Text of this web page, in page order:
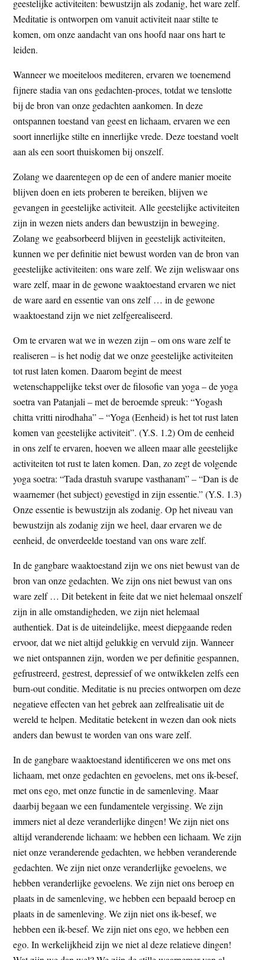
geestelijke activiteiten: bewustzijn als zodanig, het ware zelf.
Meditatie is ontworpen om vanuit activiteit naar stilte te
komen, om onze aandacht van ons hoofd naar ons hart te
leiden.
Wanneer we moeiteloos mediteren, ervaren we toenemend
fijnere stadia van ons gedachten-proces, totdat we tenslotte
bij de bron van onze gedachten aankomen. In deze
ontspannen toestand van geest en lichaam, ervaren we een
soort innerlijke stilte en innerlijke vrede. Deze toestand voelt
aan als een soort thuiskomen bij onszelf.
Zolang we daarentegen op de een of andere manier moeite
blijven doen en iets proberen te bereiken, blijven we
gevangen in geestelijke activiteit. Alle geestelijke activiteiten
zijn in wezen niets anders dan bewustzijn in beweging.
Zolang we geabsorbeerd blijven in geestelijk activiteiten,
kunnen we per definitie niet bewust worden van de bron van
geestelijke activiteiten: ons ware zelf. We zijn weliswaar ons
ware zelf, maar in de gewone waaktoestand ervaren we niet
de ware aard en essentie van ons zelf … in de gewone
waaktoestand zijn we niet zelfgerealiseerd.
Om te ervaren wat we in wezen zijn – om ons ware zelf te
realiseren – is het nodig dat we onze geestelijke activiteiten
tot rust laten komen. Daarom begint de meest
wetenschappelijke tekst over de filosofie van yoga – de yoga
soetra van Patanjali – met de beroemde spreuk: “Yogash
chitta vritti nirodhaha” – “Yoga (Eenheid) is het tot rust laten
komen van geestelijke activiteit”. (Y.S. 1.2) Om de eenheid
in ons zelf te ervaren, hoeven we alleen maar alle geestelijke
activiteiten tot rust te laten komen. Dan, zo zegt de volgende
yoga soetra: “Tada drastuh svarupe vasthanam” – “Dan is de
waarnemer (het subject) gevestigd in zijn essentie.” (Y.S. 1.3)
Onze essentie is bewustzijn als zodanig. Op het niveau van
bewustzijn als zodanig zijn we heel, daar ervaren we de
eenheid, de onverdeelde toestand van ons ware zelf.
In de gangbare waaktoestand zijn we ons niet bewust van de
bron van onze gedachten. We zijn ons niet bewust van ons
ware zelf … Dit betekent in feite dat we niet helemaal onszelf
zijn in alle omstandigheden, we zijn niet helemaal
authentiek. Dat is de uiteindelijke, meest diepgaande reden
ervoor, dat we niet altijd gelukkig en vervuld zijn. Wanneer
we niet ontspannen zijn, worden we per definitie gespannen,
gefrustreerd, gestrest, depressief of we ontwikkelen zelfs een
burn-out conditie. Meditatie is nu precies ontworpen om deze
negatieve effecten van het gebrek aan zelfrealisatie uit de
wereld te helpen. Meditatie betekent in wezen dan ook niets
anders dan bewust te worden van ons ware zelf.
In de gangbare waaktoestand identificeren we ons met ons
lichaam, met onze gedachten en gevoelens, met ons ik-besef,
met ons ego, met onze functie in de samenleving. Maar
daarbij begaan we een fundamentele vergissing. We zijn
immers niet al deze veranderlijke dingen! We zijn niet ons
altijd veranderende lichaam: we hebben een lichaam. We zijn
niet onze veranderende gedachten, we hebben veranderende
gedachten. We zijn niet onze veranderlijke gevoelens, we
hebben veranderlijke gevoelens. We zijn niet ons beroep en
plaats in de samenleving, we hebben een bepaald beroep en
plaats in de samenleving. We zijn niet ons ik-besef, we
hebben een ik-besef. We zijn niet ons ego, we hebben een
ego. In werkelijkheid zijn we niet al deze relatieve dingen!